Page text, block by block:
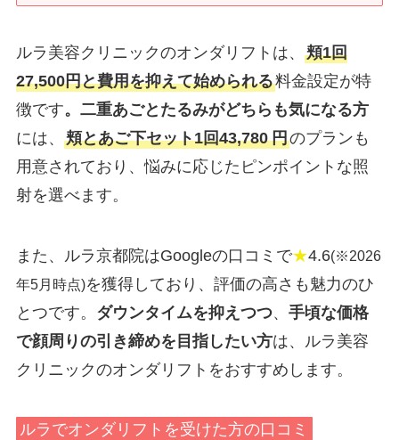
ルラ美容クリニックのオンダリフトは、 頬1回
27,500円と費用を抑えて始められる料金設定が特
徴です。二重あごとたるみがどちらも気になる方
には、 頬とあご下セット1回43,780 円のプランも
用意されており、悩みに応じたピンポイントな照
射を選べます。
また、ルラ京都院はGoogleの口コミで★4.6(※2026
年5月時点)を獲得しており、評価の高さも魅力のひ
とつです。 ダウンタイムを抑えつつ、 手頃な価格
で顔周りの引き締めを目指したい方は、ルラ美容
クリニックのオンダリフトをおすすめします。
ルラでオンダリフトを受けた方の口コミ